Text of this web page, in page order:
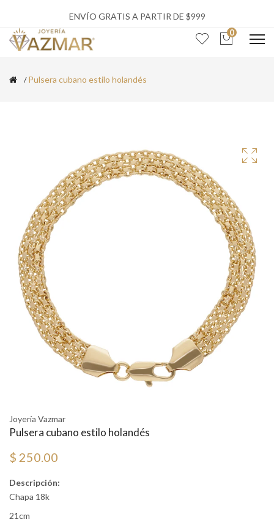
ENVÍO GRATIS A PARTIR DE $999
0
Pulsera cubano estilo holandés
Joyería Vazmar
Pulsera cubano estilo holandés
$ 250.00
Descripción:
Chapa 18k
21cm